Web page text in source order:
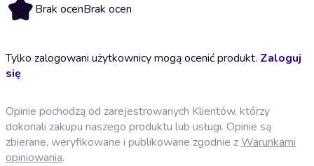
Brak ocenBrak ocen
Tylko zalogowani użytkownicy mogą ocenić produkt. Zaloguj
się
Opinie pochodzą od zarejestrowanych Klientów, którzy
dokonali zakupu naszego produktu lub usługi. Opinie są
zbierane, weryfikowane i publikowane zgodnie zWarunkami
opiniowania.